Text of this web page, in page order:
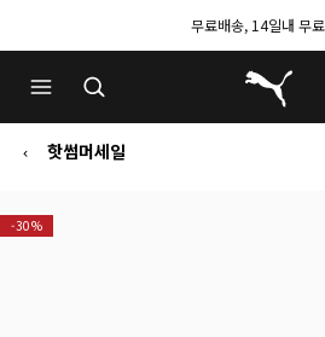
무료배송, 14일내 무
푸마 홈
핫썸머세일
-30%